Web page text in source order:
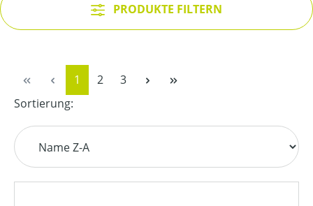
PRODUKTE FILTERN
Seite
1 Seite
2 Seite
3
Sortierung: